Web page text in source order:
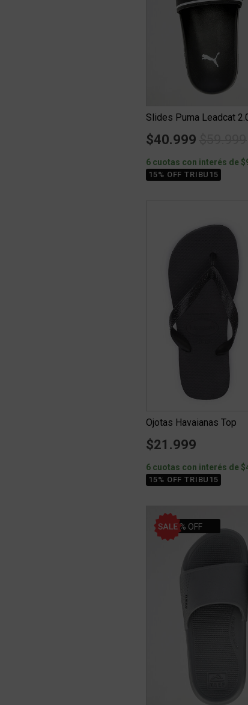
Slides Puma Leadcat
$40.999 Price
6 cuotas con interés de
15% OFF TRIBU15
Ojotas Havaianas Top
$21.999
6 cuotas con interés de
15% OFF TRIBU15
21% OFF